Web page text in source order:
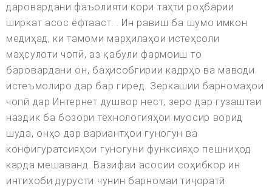
даровардани фаъолияти кори таҳти роҳбарии
ширкат асос ёфтааст. . Ин равиш ба шумо имкон
медиҳад, ки тамоми марҳилаҳои истеҳсоли
маҳсулоти чопӣ, аз қабули фармоиш то
баровардани он, баҳисобгирии кадрҳо ва маводи
истеъмолиро дар бар гиред. Зеркашии барномаҳои
чопӣ дар Интернет душвор нест, зеро дар гузаштаи
наздик ба бозори технологияҳои муосир ворид
шуда, онҳо дар вариантҳои гуногун ва
конфигуратсияҳои гуногуни функсияҳо пешниҳод
карда мешаванд. Вазифаи асосии соҳибкор ин
интихоби дурусти чунин барномаи тиҷоратӣ